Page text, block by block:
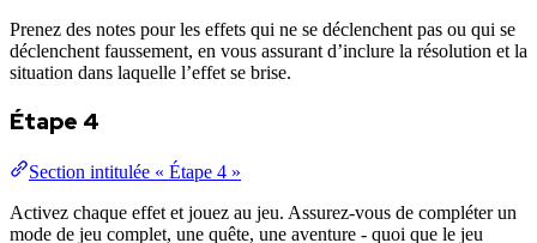
Prenez des notes pour les effets qui ne se déclenchent pas ou qui se
déclenchent faussement, en vous assurant d’inclure la résolution et la
situation dans laquelle l’effet se brise.
Étape 4
Section intitulée « Étape 4 »
Activez chaque effet et jouez au jeu. Assurez-vous de compléter un
mode de jeu complet, une quête, une aventure - quoi que le jeu